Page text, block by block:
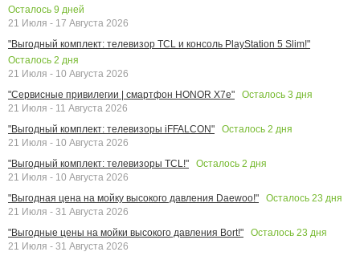
Осталось 9 дней
21 Июля - 17 Августа 2026
"Выгодный комплект: телевизор TCL и консоль PlayStation 5 Slim!"
Осталось 2 дня
21 Июля - 10 Августа 2026
"Сервисные привилегии | смартфон HONOR X7e"
Осталось 3 дня
21 Июля - 11 Августа 2026
"Выгодный комплект: телевизоры iFFALCON"
Осталось 2 дня
21 Июля - 10 Августа 2026
"Выгодный комплект: телевизоры TCL!"
Осталось 2 дня
21 Июля - 10 Августа 2026
"Выгодная цена на мойку высокого давления Daewoo!"
Осталось 23 дня
21 Июля - 31 Августа 2026
"Выгодные цены на мойки высокого давления Bort!"
Осталось 23 дня
21 Июля - 31 Августа 2026